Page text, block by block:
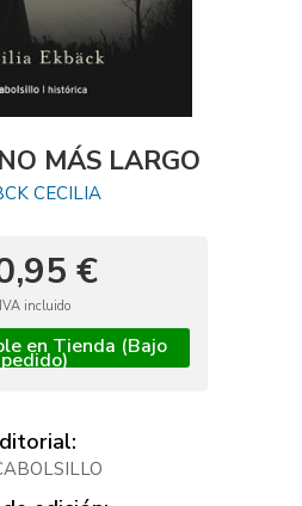
MÁS LARGO
CECILIA
€
IVA incluido
en Tienda (Bajo
pedido)